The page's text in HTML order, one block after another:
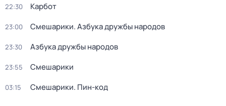
22:30 Карбот
23:00 Смешарики. Азбука дружбы народов
23:30 Азбука дружбы народов
23:55 Смешарики
03:15 Смешарики. Пин-код